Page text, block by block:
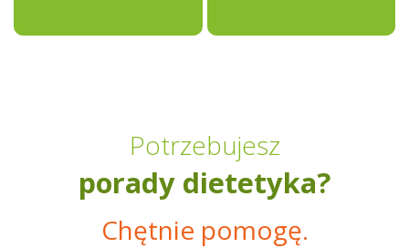
Potrzebujesz
porady dietetyka?
Chętnie pomogę.